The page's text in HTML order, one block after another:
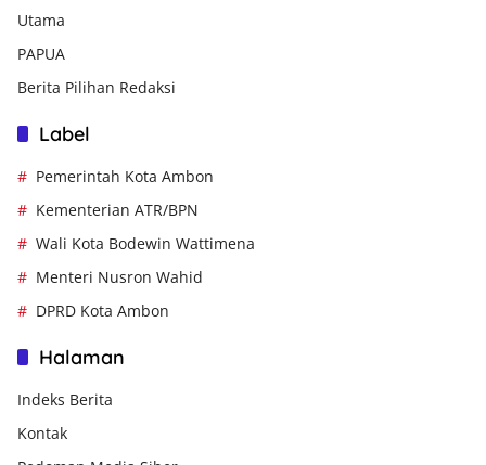
Utama
PAPUA
Berita Pilihan Redaksi
Label
Pemerintah Kota Ambon
Kementerian ATR/BPN
Wali Kota Bodewin Wattimena
Menteri Nusron Wahid
DPRD Kota Ambon
Halaman
Indeks Berita
Kontak